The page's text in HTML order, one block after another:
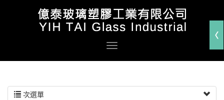
次選單